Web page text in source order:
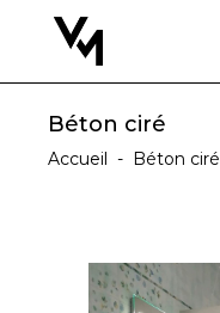
Béton ciré
Accueil - Béton ciré